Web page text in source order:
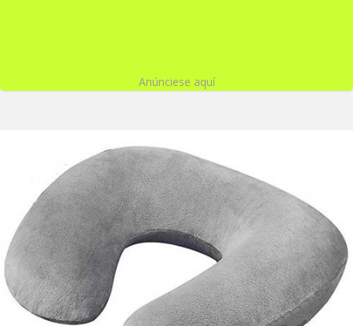
Anúnciese aquí